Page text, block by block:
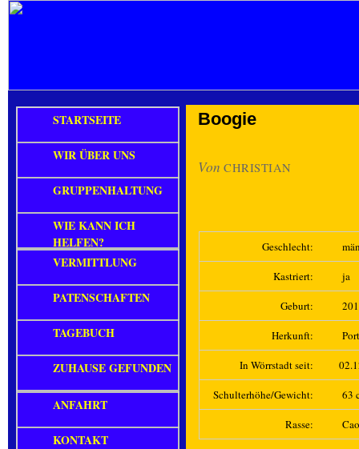
Boogie
Von CHRISTIAN
Geschlecht:
Kastriert: ja
Geburt:
Herkunft:
In Wörrstadt seit:
Schulterhöhe/Gewicht: 63
Rasse:
STARTSEITE
WIR ÜBER UNS
GRUPPENHALTUNG
WIE KANN ICH
HELFEN?
VERMITTLUNG
PATENSCHAFTEN
TAGEBUCH
ZUHAUSE GEFUNDEN
ANFAHRT
KONTAKT